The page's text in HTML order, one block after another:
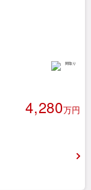
4,280万円